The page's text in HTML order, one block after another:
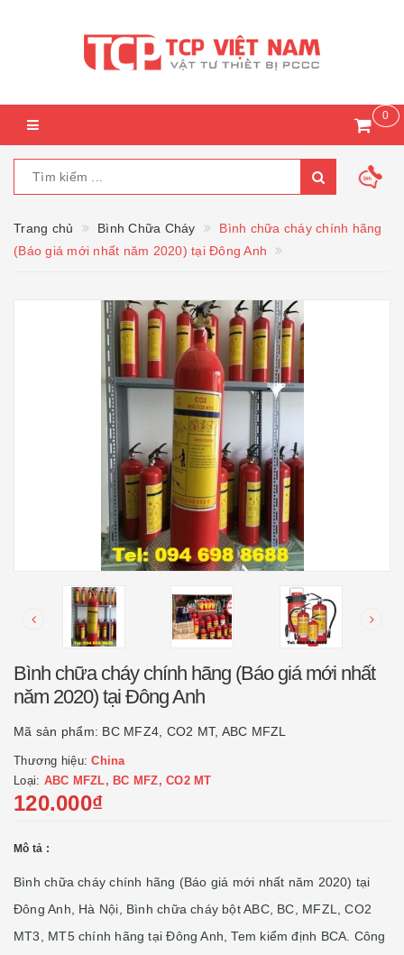
0
Trang chủ Bình Chữa Cháy
Bình chữa cháy chính hãng
(Báo giá mới nhất năm 2020) tại Đông Anh
Bình chữa cháy chính hãng (Báo giá mới nhất
năm 2020) tại Đông Anh
Mã sản phẩm: BC MFZ4, CO2 MT, ABC MFZL
Thương hiệu:China
Loại: ABC MFZL, BC MFZ, CO2 MT
120.000₫
Mô tả :
Bình chữa cháy chính hãng (Báo giá mới nhất năm 2020) tại
Đông Anh, Hà Nội, Bình chữa cháy bột ABC, BC, MFZL, CO2
MT3, MT5 chính hãng tại Đông Anh, Tem kiểm định BCA. Công